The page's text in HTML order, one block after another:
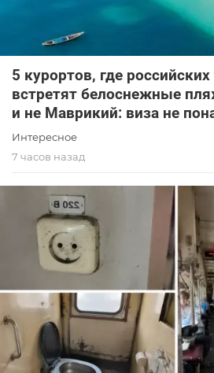
5 курортов, где
встретят белоснежные
и не Маврикий: виза не
Интересное
7 часов назад